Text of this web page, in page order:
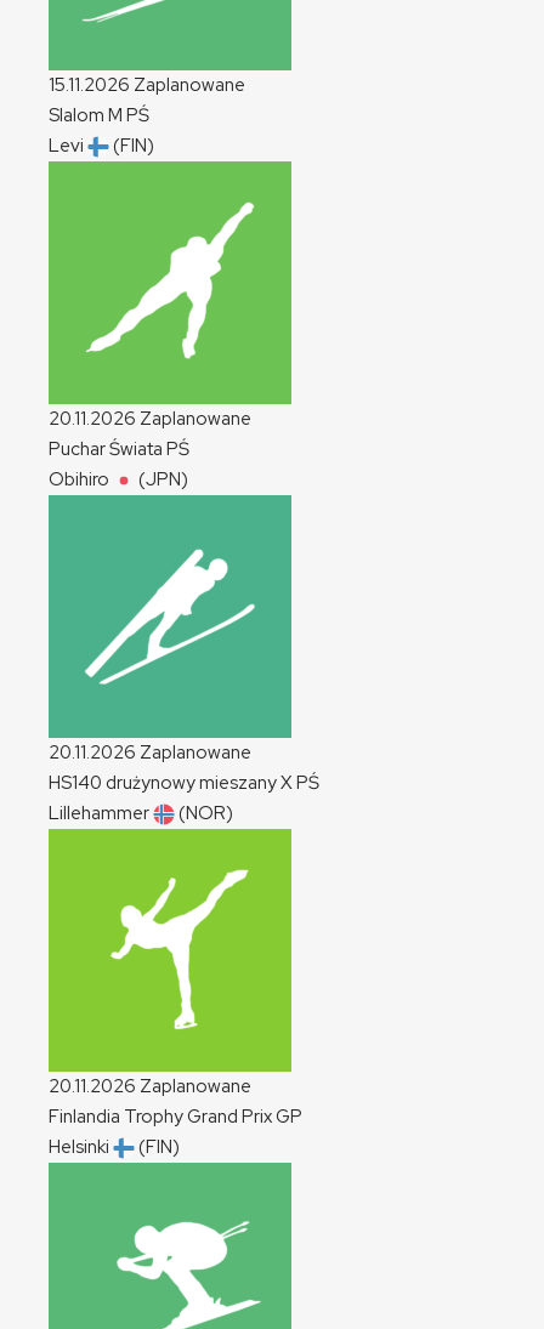
15.11.2026 Zaplanowane
Slalom M PŚ
Levi
(FIN)
20.11.2026 Zaplanowane
Puchar Świata PŚ
Obihiro
(JPN)
20.11.2026 Zaplanowane
HS140 drużynowy mieszanyXPŚ
Lillehammer
(NOR)
20.11.2026 Zaplanowane
Finlandia Trophy Grand PrixGP
Helsinki
(FIN)